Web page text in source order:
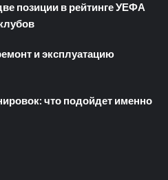
позиции в рейтинге УЕФА
и эксплуатацию
что подойдет именно